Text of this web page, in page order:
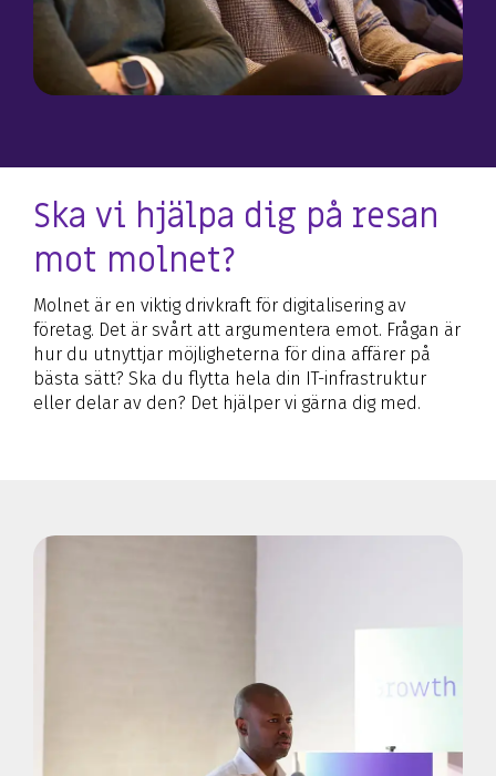
Ska vi hjälpa dig på resan
mot molnet?
Molnet är en viktig drivkraft för digitalisering av
företag. Det är svårt att argumentera emot. Frågan är
hur du utnyttjar möjligheterna för dina affärer på
bästa sätt? Ska du flytta hela din IT-infrastruktur
eller delar av den? Det hjälper vi gärna dig med.